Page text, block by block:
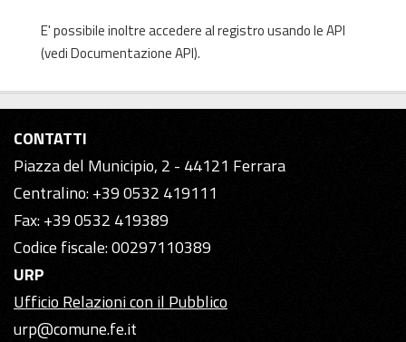
E' possibile inoltre accedere al registro usando leAPI
(vediDocumentazione API).
CONTATTI
Piazza del Municipio, 2 - 44121 Ferrara
Centralino: +39 0532 419111
Fax: +39 0532 419389
Codice fiscale: 00297110389
URP
Ufficio Relazioni con il Pubblico
urp@comune.fe.it